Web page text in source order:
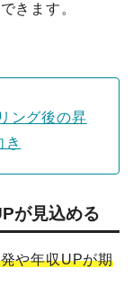
きます。
ング後の昇
き
が見込める
や年収UPが期